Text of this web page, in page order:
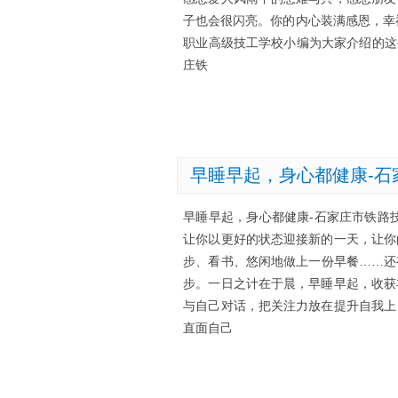
子也会很闪亮。你的内心装满感恩，
职业高级技工学校小编为大家介绍的
庄铁
早睡早起，身心都健康-
早睡早起，身心都健康-石家庄市铁
让你以更好的状态迎接新的一天，让
步、看书、悠闲地做上一份早餐……还
步。一日之计在于晨，早睡早起，收
与自己对话，把关注力放在提升自我
直面自己